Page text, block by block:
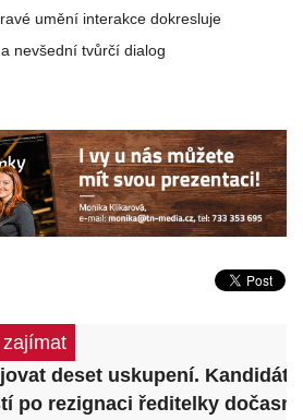
umění interakce dokresluje
nevšední tvůrčí dialog
deset uskupení.
po rezignaci ředitelky